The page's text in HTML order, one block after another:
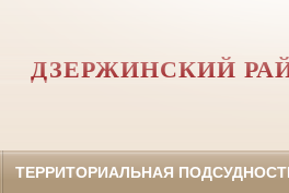
ДЗЕРЖИНСКИЙ
ТЕРРИТОРИАЛЬНАЯ